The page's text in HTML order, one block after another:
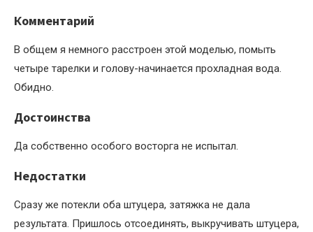
Комментарий
В общем я немного расстроен этой моделью, помыть
четыре тарелки и голову-начинается прохладная вода.
Обидно.
Достоинства
Да собственно особого восторга не испытал.
Недостатки
Сразу же потекли оба штуцера, затяжка не дала
результата. Пришлось отсоединять, выкручивать штуцера,